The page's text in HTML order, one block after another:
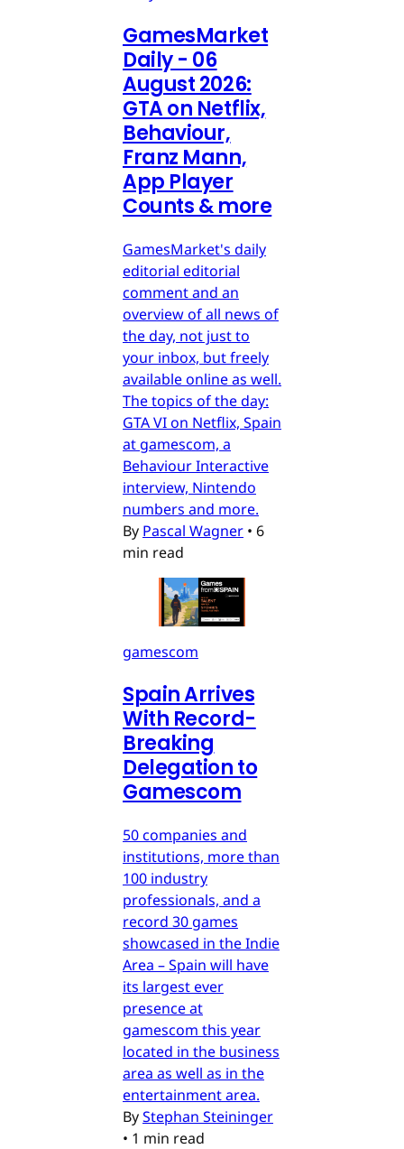
GamesMarket
Daily - 06
August 2026:
GTA on Netflix,
Behaviour,
Franz Mann,
App Player
Counts & more
GamesMarket's daily
editorial editorial
comment and an
overview of all news of
the day, not just to
your inbox, but freely
available online as well.
The topics of the day:
GTA VI on Netflix, Spain
at gamescom, a
Behaviour Interactive
interview, Nintendo
numbers and more.
By Pascal Wagner • 6
min read
gamescom
Spain Arrives
With Record-
Breaking
Delegation to
Gamescom
50 companies and
institutions, more than
100 industry
professionals, and a
record 30 games
showcased in the Indie
Area – Spain will have
its largest ever
presence at
gamescom this year
located in the business
area as well as in the
entertainment area.
ByStephan Steininger
• 1 min read